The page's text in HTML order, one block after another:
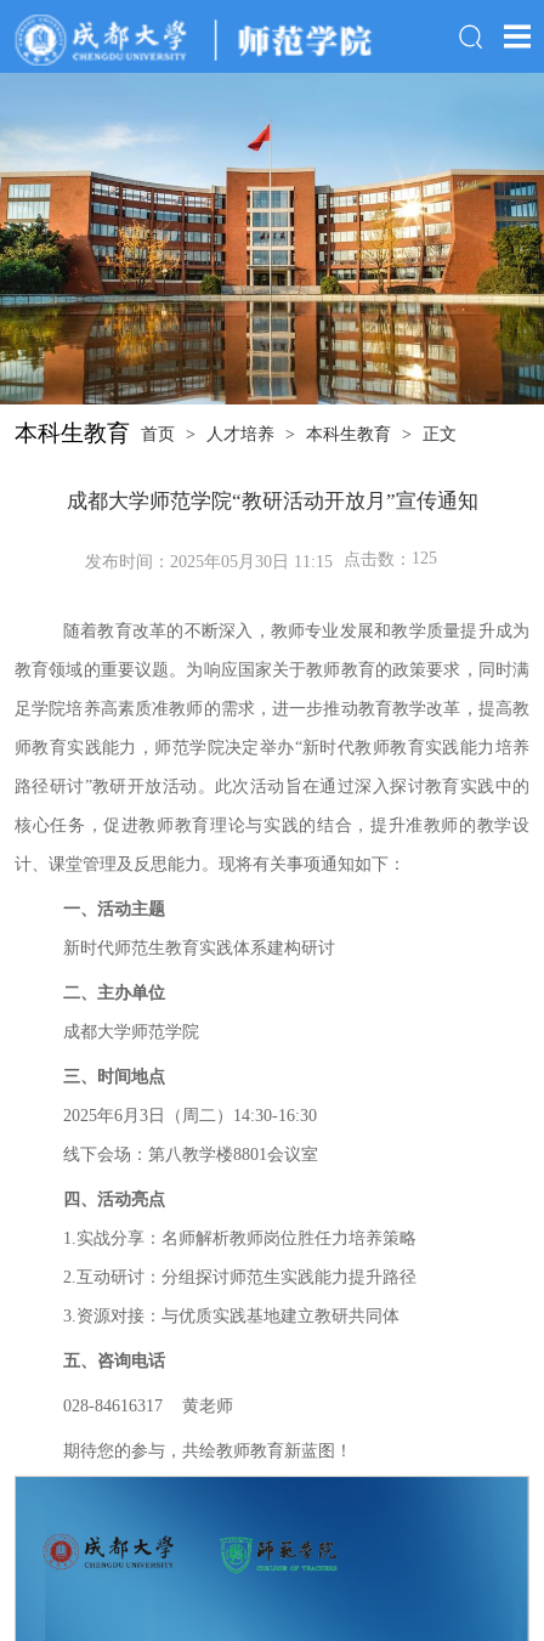
本科生教育 首页 > 人才培养 > 本科生教育 > 正文
成都大学师范学院“教研活动开放月”宣传通知
发布时间：2025年05月30日 11:15 点击数： 125
随着教育改革的不断深入，教师专业发展和教学质量提升成为
教育领域的重要议题。为响应国家关于教师教育的政策要求，同时满
足学院培养高素质准教师的需求，进一步推动教育教学改革，提高教
师教育实践能力，师范学院决定举办“新时代教师教育实践能力培养
路径研讨”教研开放活动。此次活动旨在通过深入探讨教育实践中的
核心任务，促进教师教育理论与实践的结合，提升准教师的教学设
计、课堂管理及反思能力。现将有关事项通知如下：
一、 活动主题
新时代师范生教育实践体系建构研讨
二、 主办单位
成都大学师范学院
三、 时间地点
2025年6月3日（周二） 14:30-16:30
线下会场：第八教学楼8801会议室
四、 活动亮点
1.实战分享：名师解析教师岗位胜任力培养策略
2.互动研讨：分组探讨师范生实践能力提升路径
3.资源对接：与优质实践基地建立教研共同体
五、 咨询电话
028-84616317 黄老师
期待您的参与，共绘教师教育新蓝图！